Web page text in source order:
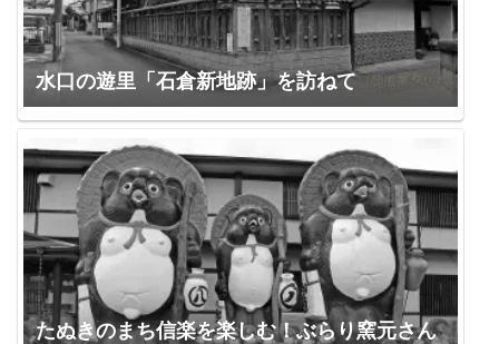
水口の遊里「石倉新地跡」を訪ねて
たぬきのまち信楽を楽しむ！ぶらり窯元さん